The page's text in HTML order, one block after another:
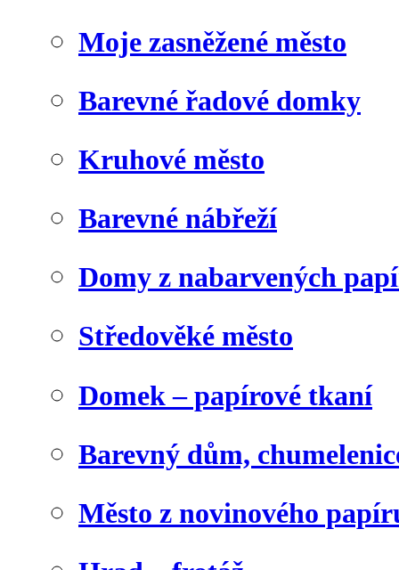
Moje zasněžené město
Barevné řadové domky
Kruhové město
Barevné nábřeží
Domy z nabarvených
Středověké město
Domek – papírové tkaní
Barevný dům,
Město z novinového